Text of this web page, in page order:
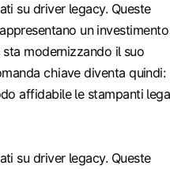
su driver legacy. Queste
un
modernizzando il suo
chiave diventa quindi:
affidabile le stampanti
su driver legacy. Queste